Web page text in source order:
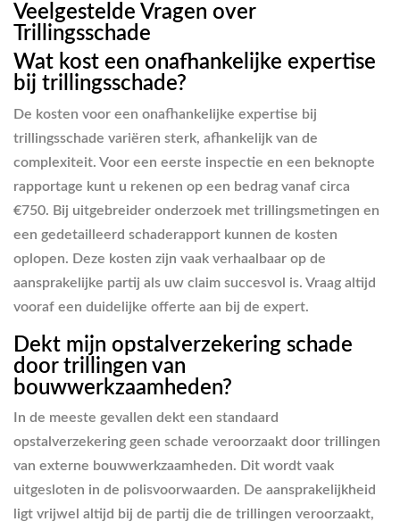
Veelgestelde Vragen over
Trillingsschade
Wat kost een onafhankelijke expertise
bij trillingsschade?
De kosten voor een onafhankelijke expertise bij
trillingsschade variëren sterk, afhankelijk van de
complexiteit. Voor een eerste inspectie en een beknopte
rapportage kunt u rekenen op een bedrag vanaf circa
€750. Bij uitgebreider onderzoek met trillingsmetingen en
een gedetailleerd schaderapport kunnen de kosten
oplopen. Deze kosten zijn vaak verhaalbaar op de
aansprakelijke partij als uw claim succesvol is. Vraag altijd
vooraf een duidelijke offerte aan bij de expert.
Dekt mijn opstalverzekering schade
door trillingen van
bouwwerkzaamheden?
In de meeste gevallen dekt een standaard
opstalverzekering geen schade veroorzaakt door trillingen
van externe bouwwerkzaamheden. Dit wordt vaak
uitgesloten in de polisvoorwaarden. De aansprakelijkheid
ligt vrijwel altijd bij de partij die de trillingen veroorzaakt,